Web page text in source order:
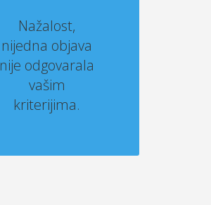
Nažalost,
nijedna objava
nije odgovarala
vašim
kriterijima.